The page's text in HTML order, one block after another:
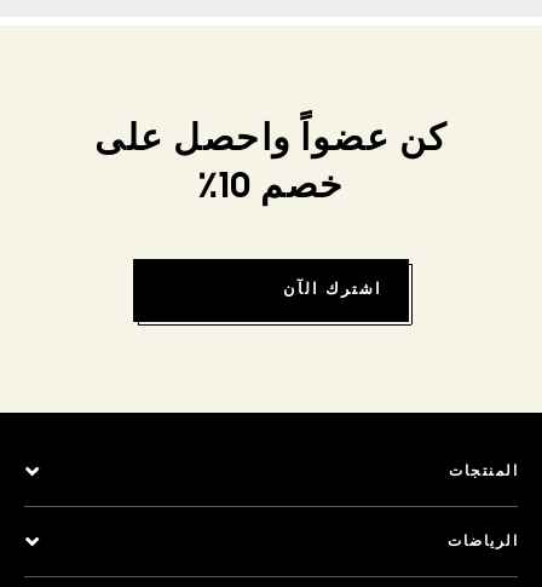
كن عضواً واحصل على
خصم 10٪
اشترك الآن
المنتجات
الرياضات